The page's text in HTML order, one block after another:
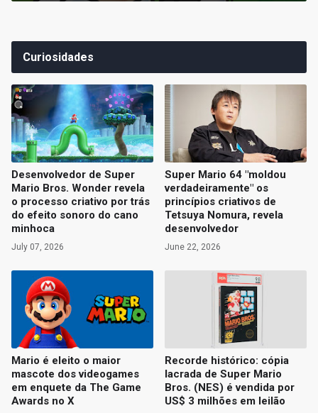
Curiosidades
Desenvolvedor de Super
Mario Bros. Wonder revela
o processo criativo por trás
do efeito sonoro do cano
minhoca
July 07, 2026
Super Mario 64 "moldou
verdadeiramente" os
princípios criativos de
Tetsuya Nomura, revela
desenvolvedor
June 22, 2026
Mario é eleito o maior
mascote dos videogames
em enquete da The Game
Awards no X
Recorde histórico: cópia
lacrada de Super Mario
Bros. (NES) é vendida por
US$ 3 milhões em leilão